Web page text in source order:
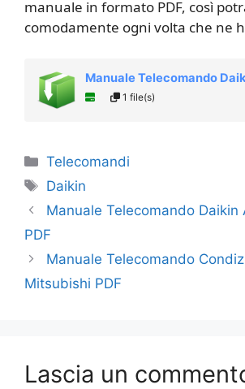
manuale in formato PDF, così
comodamente ogni volta che ne
Manuale Telecomando
1 file(s)
Categorie
Telecomandi
Tag
Daikin
Manuale Telecomando Daikin
PDF
Manuale Telecomando
Mitsubishi PDF
Lascia un